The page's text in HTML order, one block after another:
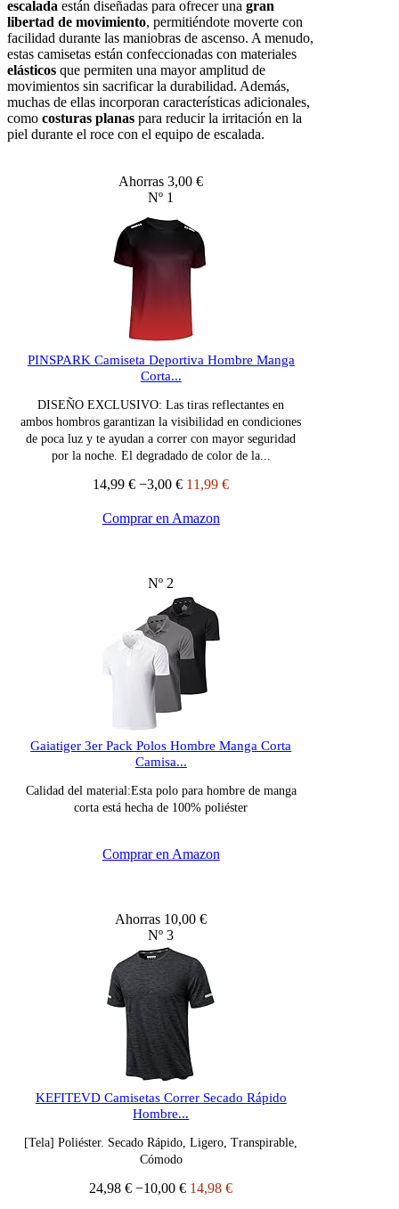
escalada están diseñadas para ofrecer una gran
libertad de movimiento, permitiéndote moverte con
facilidad durante las maniobras de ascenso. A menudo,
estas camisetas están confeccionadas con materiales
elásticos que permiten una mayor amplitud de
movimientos sin sacrificar la durabilidad. Además,
muchas de ellas incorporan características adicionales,
como costuras planas para reducir la irritación en la
piel durante el roce con el equipo de escalada.
Ahorras 3,00 €
Nº 1
PINSPARK Camiseta Deportiva Hombre Manga
Corta...
DISEÑO EXCLUSIVO: Las tiras reflectantes en
ambos hombros garantizan la visibilidad en condiciones
de poca luz y te ayudan a correr con mayor seguridad
por la noche. El degradado de color de la...
14,99 € −3,00 € 11,99 €
Comprar en Amazon
Nº 2
Gaiatiger 3er Pack Polos Hombre Manga Corta
Camisa...
Calidad del material:Esta polo para hombre de manga
corta está hecha de 100% poliéster
Comprar en Amazon
Ahorras 10,00 €
Nº 3
KEFITEVD Camisetas Correr Secado Rápido
Hombre...
[Tela] Poliéster. Secado Rápido, Ligero, Transpirable,
Cómodo
24,98 € −10,00 € 14,98 €